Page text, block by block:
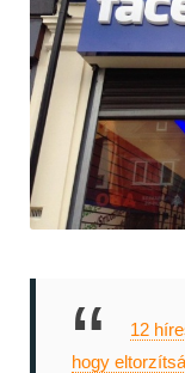
12
hogy